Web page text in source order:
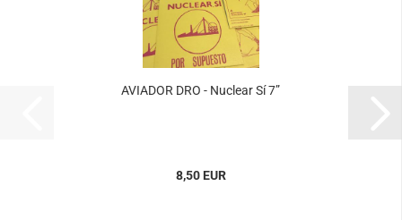
AVIADOR DRO - Nuclear Sí 7”
8,50 EUR